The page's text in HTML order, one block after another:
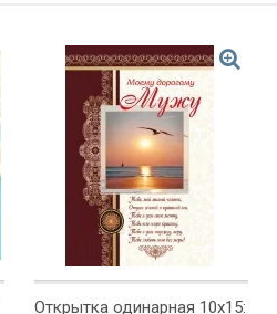
Открытка одинарная 10x15: